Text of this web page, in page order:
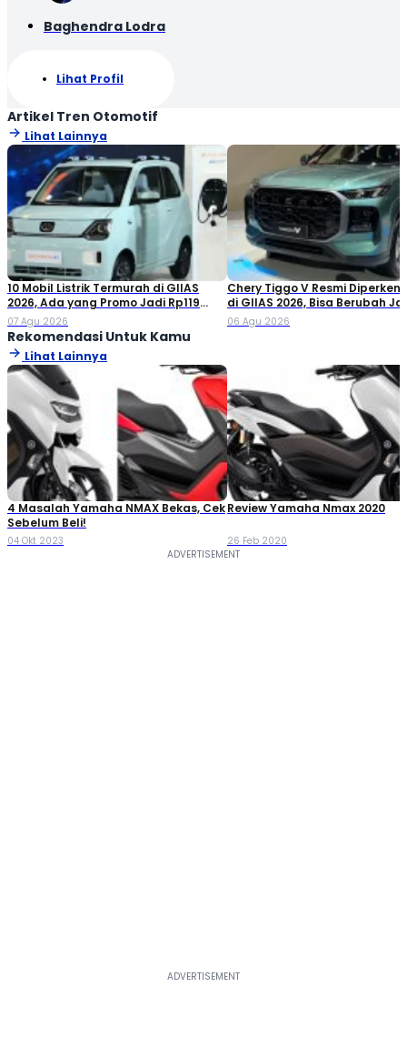
Baghendra Lodra
Lihat Profil
Artikel Tren Otomotif
Lihat Lainnya
10 Mobil Listrik Termurah di GIIAS
2026, Ada yang Promo Jadi Rp119
Jutaan!
07 Agu 2026
Chery Tiggo V Resmi
di GIIAS 2026, Bisa Berubah
Double Cabin
06 Agu 2026
Rekomendasi Untuk Kamu
Lihat Lainnya
4 Masalah Yamaha NMAX Bekas, Cek
Sebelum Beli!
04 Okt 2023
Review Yamaha Nmax 2020
26 Feb 2020